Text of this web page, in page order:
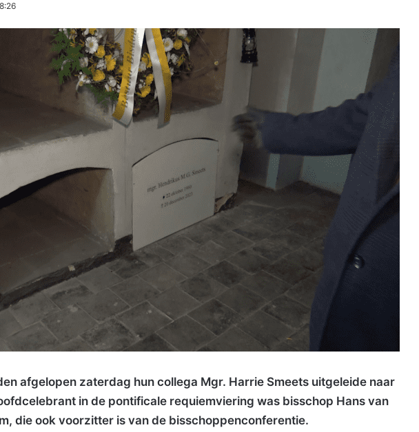
afgelopen zaterdag hun collega Mgr. Harrie Smeets uitgeleide naar
in de pontificale requiemviering was bisschop Hans van
die ook voorzitter is van de bisschoppenconferentie.